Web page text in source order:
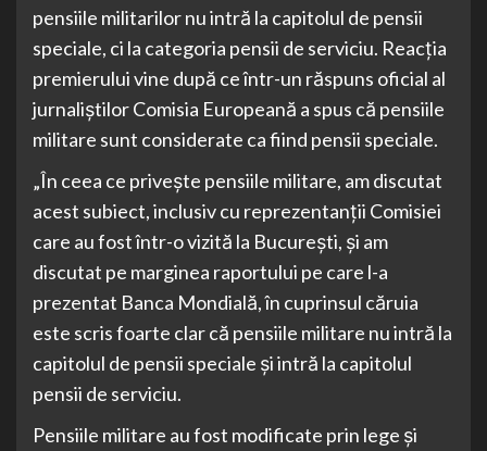
pensiile militarilor nu intră la capitolul de pensii
speciale, ci la categoria pensii de serviciu. Reacția
premierului vine după ce într-un răspuns oficial al
jurnaliștilor Comisia Europeană a spus că pensiile
militare sunt considerate ca fiind pensii speciale.
„În ceea ce privește pensiile militare, am discutat
acest subiect, inclusiv cu reprezentanții Comisiei
care au fost într-o vizită la București, și am
discutat pe marginea raportului pe care l-a
prezentat Banca Mondială, în cuprinsul căruia
este scris foarte clar că pensiile militare nu intră la
capitolul de pensii speciale și intră la capitolul
pensii de serviciu.
Pensiile militare au fost modificate prin lege și